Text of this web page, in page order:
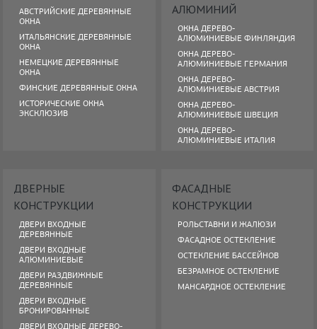
АВСТРИЙСКИЕ ДЕРЕВЯННЫЕ
ОКНА
ИТАЛЬЯНСКИЕ ДЕРЕВЯННЫЕ
ОКНА
НЕМЕЦКИЕ ДЕРЕВЯННЫЕ
ОКНА
ФИНСКИЕ ДЕРЕВЯННЫЕ ОКНА
ИСТОРИЧЕСКИЕ ОКНА
ЭКСКЛЮЗИВ
АЛЮМИНИЙ
ОКНА ДЕРЕВО-
АЛЮМИНИЕВЫЕ ФИНЛЯНДИЯ
ОКНА ДЕРЕВО-
АЛЮМИНИЕВЫЕ ГЕРМАНИЯ
ОКНА ДЕРЕВО-
АЛЮМИНИЕВЫЕ АВСТРИЯ
ОКНА ДЕРЕВО-
АЛЮМИНИЕВЫЕ ШВЕЦИЯ
ОКНА ДЕРЕВО-
АЛЮМИНИЕВЫЕ ИТАЛИЯ
ДВЕРНЫЕ
КОНСТРУКЦИИ
ДВЕРИ ВХОДНЫЕ
ДЕРЕВЯННЫЕ
ДВЕРИ ВХОДНЫЕ
АЛЮМИНИЕВЫЕ
ДВЕРИ РАЗДВИЖНЫЕ
ДЕРЕВЯННЫЕ
ДВЕРИ ВХОДНЫЕ
БРОНИРОВАННЫЕ
ДВЕРИ ВХОДНЫЕ ДЕРЕВО-
ФАСАДНЫЕ
КОНСТРУКЦИИ
РОЛЬСТАВНИ И ЖАЛЮЗИ
ФАСАДНОЕ ОСТЕКЛЕНИЕ
ОСТЕКЛЕНИЕ БАССЕЙНОВ
БЕЗРАМНОЕ ОСТЕКЛЕНИЕ
МАНСАРДНОЕ ОСТЕКЛЕНИЕ